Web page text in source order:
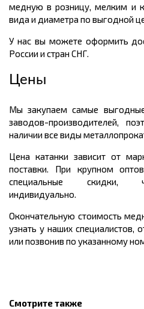
медную в розницу, мелким и
вида и диаметра по выгодной
У нас вы можете оформить
России и стран СНГ.
Цены
Мы закупаем самые
заводов-производителей,
наличии все виды
Цена катанки зависит от
поставки. При крупном
специальные скидки,
индивидуально.
Окончательную стоимость
узнать у наших специалистов,
или позвонив по указанному
Смотрите также